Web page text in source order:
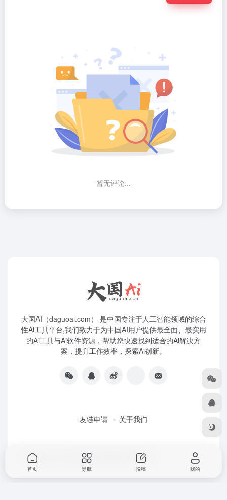
暂无评论...
大国AI（daguoai.com） 是中国专注于人工智能领域的综合
性Ai工具平台,我们致力于为中国AI用户提供最全面、最实用
的Ai工具与Ai软件资源，帮助您快速找到适合的Ai解决方
案，提升工作效率，探索Ai创新。
友链申请 关于我们
Copyright © 2026 大国Ai 粤ICP备2025445271号
首页 导航 投稿 我的